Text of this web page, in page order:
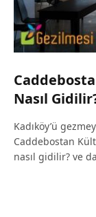
Nasıl
Kadıköy’ü
Caddebostan
nasıl gidilir? ve